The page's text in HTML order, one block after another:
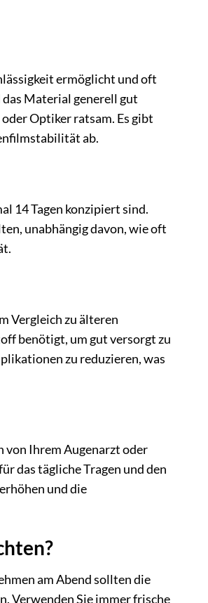
ermöglicht und oft
Material generell gut
Optiker ratsam. Es gibt
ab.
14 Tagen konzipiert sind.
unabhängig davon, wie oft
Vergleich zu älteren
benötigt, um gut versorgt zu
zu reduzieren, was
von Ihrem Augenarzt oder
das tägliche Tragen und den
und die
am Abend sollten die
Verwenden Sie immer frische